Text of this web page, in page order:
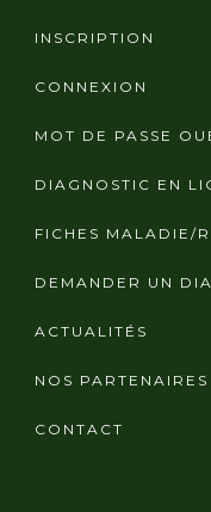
INSCRIPTION
CONNEXION
MOT DE PASSE
DIAGNOSTIC EN
FICHES MALADIE/
DEMANDER UN
ACTUALITÉS
NOS PARTENAIRES
CONTACT